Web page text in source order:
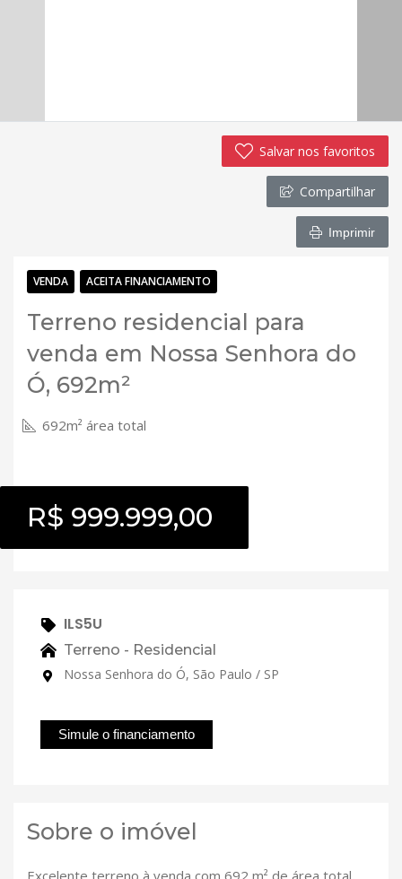
Salvar nos favoritos
Compartilhar
Imprimir
VENDA ACEITA FINANCIAMENTO
Terreno residencial para
venda em Nossa Senhora do
Ó, 692m²
692m² área total
R$ 999.999,00
ILS5U
Terreno - Residencial
Nossa Senhora do Ó, São Paulo / SP
Simule o financiamento
Sobre o imóvel
Excelente terreno à venda com 692 m² de área total,